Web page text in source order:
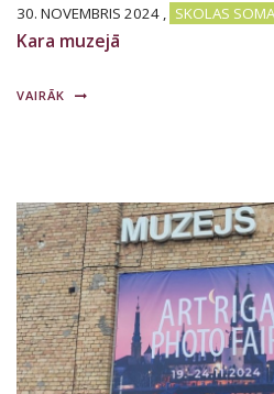
30. NOVEMBRIS 2024 , SKOLAS SOMA
Kara muzejā
VAIRĀK